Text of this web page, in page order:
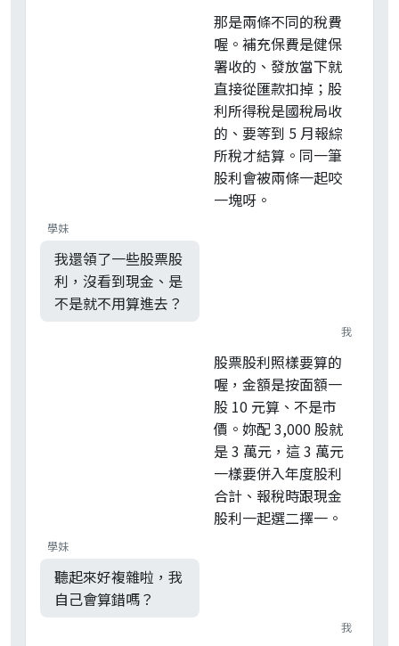
那是兩條不同的稅費
喔。補充保費是健保
署收的、發放當下就
直接從匯款扣掉；股
利所得稅是國稅局收
的、要等到 5 月報綜
所稅才結算。同一筆
股利會被兩條一起咬
一塊呀。
學妹
我還領了一些股票股
利，沒看到現金、是
不是就不用算進去？
我
股票股利照樣要算的
喔，金額是按面額一
股 10 元算、不是市
價。妳配 3,000 股就
是 3 萬元，這 3 萬元
一樣要併入年度股利
合計、報稅時跟現金
股利一起選二擇一。
學妹
聽起來好複雜啦，我
自己會算錯嗎？
我